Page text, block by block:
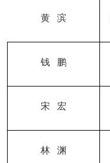
黄 滨
钱 鹏
宋 宏
林 渊